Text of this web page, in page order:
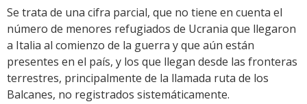
Se trata de una cifra parcial, que no tiene en cuenta el
número de menores refugiados de Ucrania que llegaron
a Italia al comienzo de la guerra y que aún están
presentes en el país, y los que llegan desde las fronteras
terrestres, principalmente de la llamada ruta de los
Balcanes, no registrados sistemáticamente.